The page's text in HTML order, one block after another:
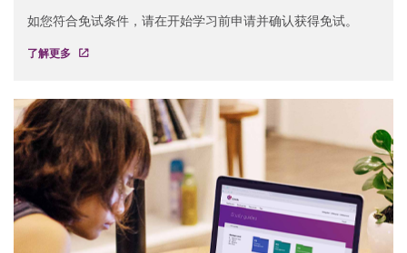
如您符合免试条件，请在开始学习前申请并确认获得免试。
了解更多